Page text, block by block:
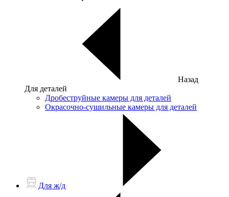
Назад
Для деталей
Дробеструйные камеры для деталей
Окрасочно-сушильные камеры для деталей
Для ж/д